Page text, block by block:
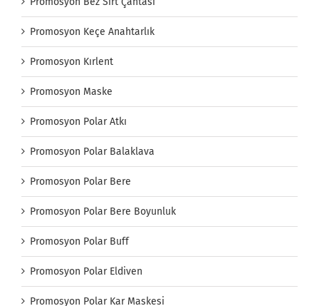
Promosyon Keçe Anahtarlık
Promosyon Kırlent
Promosyon Maske
Promosyon Polar Atkı
Promosyon Polar Balaklava
Promosyon Polar Bere
Promosyon Polar Bere Boyunluk
Promosyon Polar Buff
Promosyon Polar Eldiven
Promosyon Polar Kar Maskesi